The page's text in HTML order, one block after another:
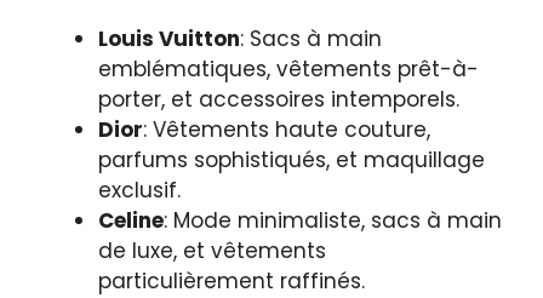
Louis Vuitton: Sacs à main
emblématiques, vêtements prêt-à-
porter, et accessoires intemporels.
Dior: Vêtements haute couture,
parfums sophistiqués, et maquillage
exclusif.
Celine: Mode minimaliste, sacs à main
de luxe, et vêtements
particulièrement raffinés.